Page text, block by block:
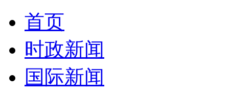
首页
时政新闻
国际新闻